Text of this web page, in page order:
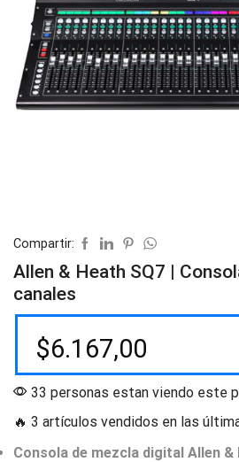
Compartir:
Allen & Heath SQ7 |
canales
$6.167,00
33 personas estan viendo este
🔥 3 artículos vendidos en las
Consola de mezcla digital Allen &